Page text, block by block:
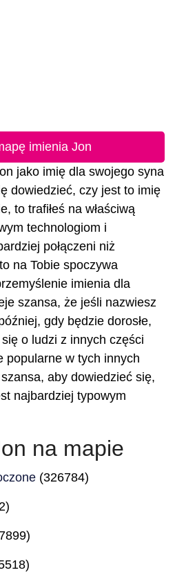
imienia Jon
jako imię dla swojego syna
dowiedzieć, czy jest to imię
to trafiłeś na właściwą
technologiom i
połączeni niż
na Tobie spoczywa
imienia dla
szansa, że jeśli nazwiesz
gdy będzie dorosłe,
o ludzi z innych części
popularne w tych innych
aby dowiedzieć się,
najbardziej typowym
na mapie
(326784)